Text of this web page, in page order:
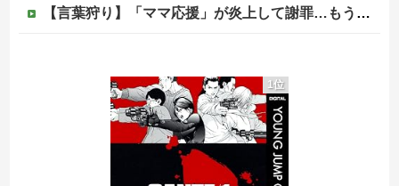
【言葉狩り】「ママ応援」が炎上して謝罪…もう何も言えない
海外「同じ髪の長さでも女子はボーイッシュ、男子は女っぽい扱いになる」呼び名が逆転する境界線あるある…？
松のや「ママ応援企画」がなぜ許されない？「窮屈な世の中」に住む不幸、「尊重し合える社会」は遠ざかる一方
【移民政策反対】イオンの売り場で唐揚げを食う中国人の子供
1位